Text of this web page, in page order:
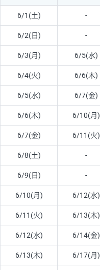
6/1(土) -
6/2(日) -
6/3(月) 6/5(水)
6/4(火) 6/6(木)
6/5(水) 6/7(金)
6/6(木) 6/10(月)
6/7(金) 6/11(火)
6/8(土) -
6/9(日) -
6/10(月) 6/12(水)
6/11(火) 6/13(木)
6/12(水) 6/14(金)
6/13(木) 6/17(月)